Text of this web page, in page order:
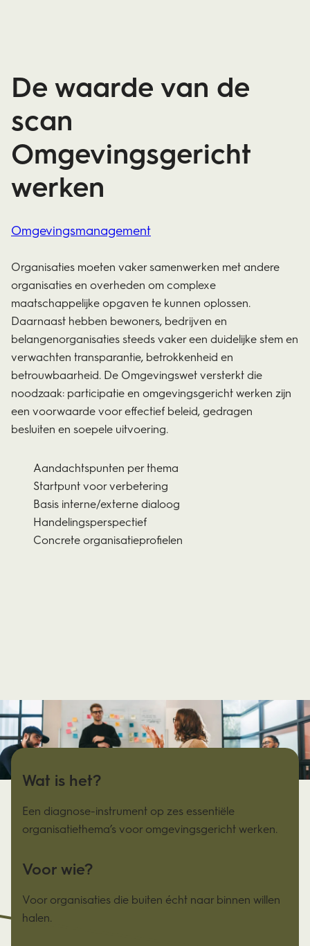
De waarde van de
scan
Omgevingsgericht
werken
Omgevingsmanagement
Organisaties moeten vaker samenwerken met andere
organisaties en overheden om complexe
maatschappelijke opgaven te kunnen oplossen.
Daarnaast hebben bewoners, bedrijven en
belangenorganisaties steeds vaker een duidelijke stem en
verwachten transparantie, betrokkenheid en
betrouwbaarheid. De Omgevingswet versterkt die
noodzaak: participatie en omgevingsgericht werken zijn
een voorwaarde voor effectief beleid, gedragen
besluiten en soepele uitvoering.
Aandachtspunten per thema
Startpunt voor verbetering
Basis interne/externe dialoog
Handelingsperspectief
Concrete organisatieprofielen
Wat is het?
Een diagnose-instrument op zes essentiële
organisatiethema’s voor omgevingsgericht werken.
Voor wie?
Voor organisaties die buiten écht naar binnen willen
halen.